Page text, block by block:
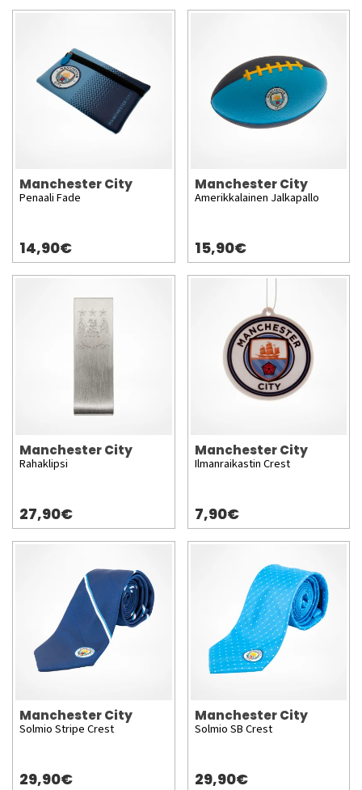
Manchester City
Penaali Fade
14,90€
Manchester City
Amerikkalainen Jalkapallo
15,90€
Manchester City
Rahaklipsi
27,90€
Manchester City
Ilmanraikastin Crest
7,90€
Manchester City
Solmio Stripe Crest
29,90€
Manchester City
Solmio SB Crest
29,90€